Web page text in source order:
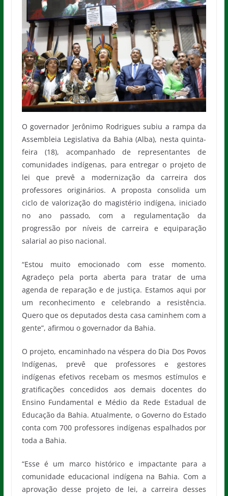
O governador Jerônimo Rodrigues subiu a rampa da
Assembleia Legislativa da Bahia (Alba), nesta quinta-
feira (18), acompanhado de representantes de
comunidades indígenas, para entregar o projeto de
lei que prevê a modernização da carreira dos
professores originários. A proposta consolida um
ciclo de valorização do magistério indígena, iniciado
no ano passado, com a regulamentação da
progressão por níveis de carreira e equiparação
salarial ao piso nacional.
“Estou muito emocionado com esse momento.
Agradeço pela porta aberta para tratar de uma
agenda de reparação e de justiça. Estamos aqui por
um reconhecimento e celebrando a resistência.
Quero que os deputados desta casa caminhem com a
gente”, afirmou o governador da Bahia.
O projeto, encaminhado na véspera do Dia Dos Povos
Indígenas, prevê que professores e gestores
indígenas efetivos recebam os mesmos estímulos e
gratificações concedidos aos demais docentes do
Ensino Fundamental e Médio da Rede Estadual de
Educação da Bahia. Atualmente, o Governo do Estado
conta com 700 professores indígenas espalhados por
toda a Bahia.
“Esse é um marco histórico e impactante para a
comunidade educacional indígena na Bahia. Com a
aprovação desse projeto de lei, a carreira desses